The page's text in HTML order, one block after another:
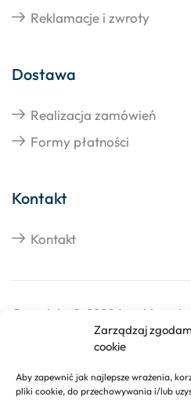
Zarządzaj
cookie
Aby zapewnić jak najlepsze wrażenia,
pliki cookie, do przechowywania i/lub
Reklamacje i zwroty
Dostawa
Realizacja zamówień
Formy płatności
Kontakt
Kontakt
Copyright © 2026 Izosklep.pl